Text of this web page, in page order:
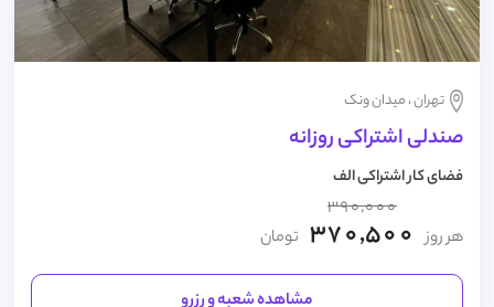
تهران ، میدان ونک
صندلی اشتراکی روزانه
فضای کار اشتراکی الف
هر روز
390,000
370,500 تومان